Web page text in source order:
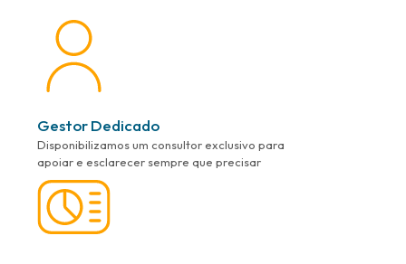
Gestor Dedicado
Disponibilizamos um consultor exclusivo para
apoiar e esclarecer sempre que precisar